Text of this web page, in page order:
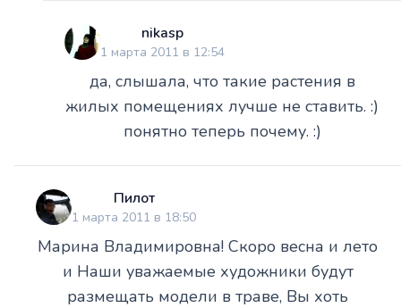
nikasp
1 марта 2011 в 12:54
да, слышала, что такие растения в
жилых помещениях лучше не ставить. :)
понятно теперь почему. :)
Пилот
1 марта 2011 в 18:50
Марина Владимировна! Скоро весна и лето
и Наши уважаемые художники будут
размещать модели в траве, Вы хоть